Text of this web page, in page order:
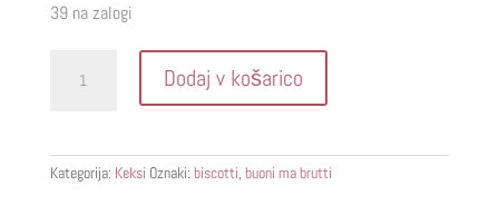
39 na zalogi
Dodaj v košarico
Kategorija: Keksi Oznaki: biscotti, buoni ma brutti